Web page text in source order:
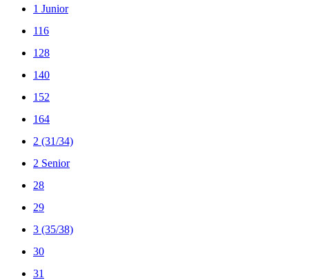
1 Junior
116
128
140
152
164
2 (31/34)
2 Senior
28
29
3 (35/38)
30
31